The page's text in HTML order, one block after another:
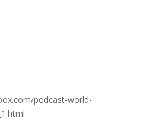
podcast-world-